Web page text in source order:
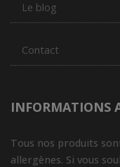
Le blog
Contact
INFORMATIONS
Tous nos produits
allergènes. Si vous